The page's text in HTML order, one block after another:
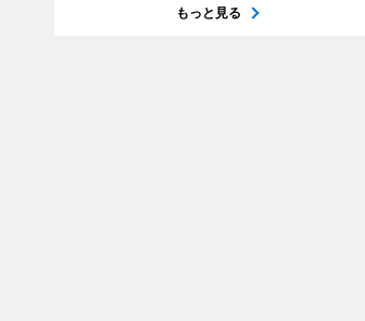
もっと見る